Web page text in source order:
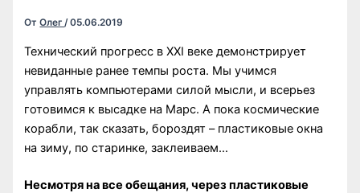
ОтОлег/05.06.2019
Технический прогресс в XXI веке демонстрирует
невиданные ранее темпы роста. Мы учимся
управлять компьютерами силой мысли, и всерьез
готовимся к высадке на Марс. А пока космические
корабли, так сказать, бороздят – пластиковые окна
на зиму, по старинке, заклеиваем…
Несмотря на все обещания, через пластиковые